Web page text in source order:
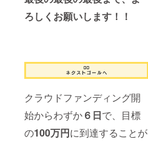
ろしくお願いします！！
クラウドファンディング開
始からわずか６日で、目標
の100万円に到達することが